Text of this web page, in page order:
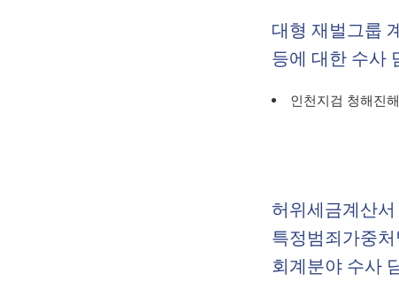
대형 재벌그룹
등에 대한 수사
인천지검 청해진
허위세금계산
특정범죄가중
회계분야 수사